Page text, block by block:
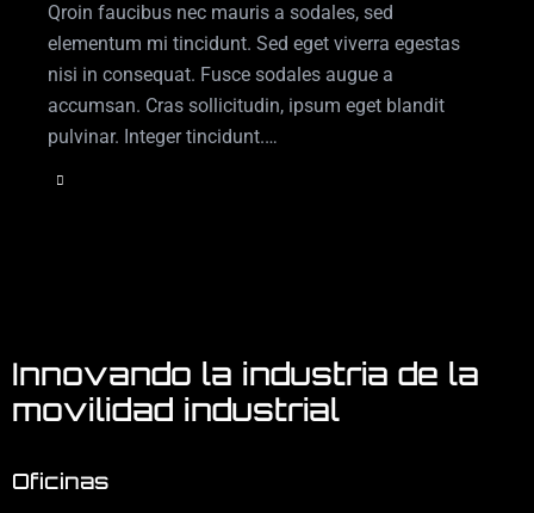
Qroin faucibus nec mauris a sodales, sed
elementum mi tincidunt. Sed eget viverra egestas
nisi in consequat. Fusce sodales augue a
accumsan. Cras sollicitudin, ipsum eget blandit
pulvinar. Integer tincidunt.…
Innovando la industria de la
movilidad industrial
Oficinas